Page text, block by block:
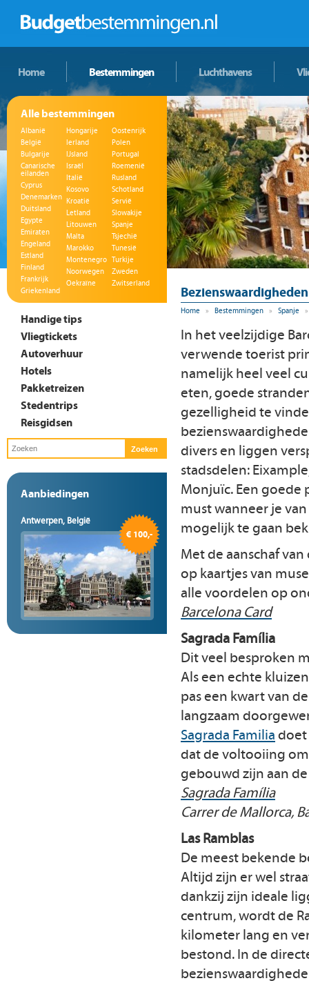
Home Bestemmingen Luchthavens
Alle bestemmingen
Albanië
België
Bulgarije
Canarische
eilanden
Cyprus
Denemarken
Duitsland
Egypte
Emiraten
Engeland
Estland
Finland
Frankrijk
Griekenland
Hongarije
Ierland
IJsland
Israël
Italië
Kosovo
Kroatië
Letland
Litouwen
Malta
Marokko
Montenegro
Noorwegen
Oekraïne
Oostenrijk
Polen
Portugal
Roemenië
Rusland
Schotland
Servië
Slowakije
Spanje
Tsjechië
Tunesië
Turkije
Zweden
Zwitserland
Handige tips
Vliegtickets
Autoverhuur
Hotels
Pakketreizen
Stedentrips
Reisgidsen
Aanbiedingen
Antwerpen, België
€ 100,-
Home » Bestemmingen » Spanje »
In het veelzijdige
verwende toerist
namelijk heel veel
eten, goede
gezelligheid te
divers en liggen
stadsdelen:
Monjuïc. Een goede
must wanneer je
mogelijk te gaan
Met de aanschaf
op kaartjes van
alle voordelen op
Barcelona Card
Sagrada Família
Dit veel besproken
Als een echte
pas een kwart van
langzaam
Sagrada Familiadoet
dat de voltooiing
gebouwd zijn aan
Sagrada Família
Carrer de Mallorca,
Las Ramblas
De meest bekende
Altijd zijn er wel
dankzij zijn ideale
centrum, wordt de
kilometer lang en
bestond. In de